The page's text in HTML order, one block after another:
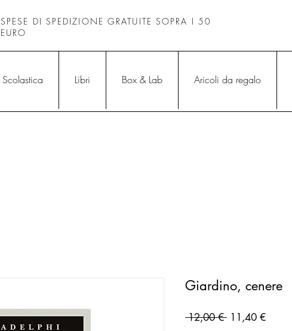
SPESE DI SPEDIZIONE GRATUITE SOPRA I 50
EURO
Scolastica Libri Box & Lab Aricoli da regalo
Giardino, cenere
12,00 € Prezzo
11,40 €Prezzo